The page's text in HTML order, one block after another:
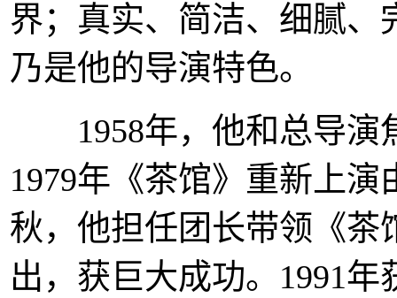
界；真实、简洁、细腻、
乃是他的导演特色。
1958年，他和总导演
1979年《茶馆》重新上
秋，他担任团长带领《茶
出，获巨大成功。1991